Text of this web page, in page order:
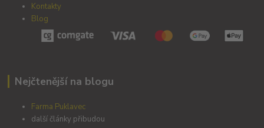
Kontakty
Blog
Nejčtenější na blogu
Farma Puklavec
další články přibudou